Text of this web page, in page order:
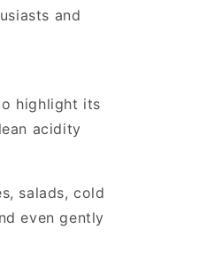
and
highlight its
acidity
salads, cold
even gently